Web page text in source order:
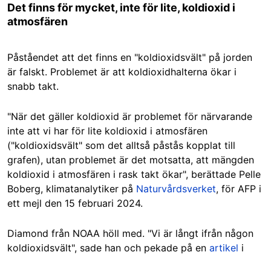
Det finns för mycket, inte för lite, koldioxid i
atmosfären
Påståendet att det finns en "koldioxidsvält" på jorden
är falskt. Problemet är att koldioxidhalterna ökar i
snabb takt.
"När det gäller koldioxid är problemet för närvarande
inte att vi har för lite koldioxid i atmosfären
("koldioxidsvält" som det alltså påstås kopplat till
grafen), utan problemet är det motsatta, att mängden
koldioxid i atmosfären i rask takt ökar", berättade Pelle
Boberg, klimatanalytiker på Naturvårdsverket, för AFP i
ett mejl den 15 februari 2024.
Diamond från NOAA höll med. "Vi är långt ifrån någon
koldioxidsvält", sade han och pekade på en artikel i